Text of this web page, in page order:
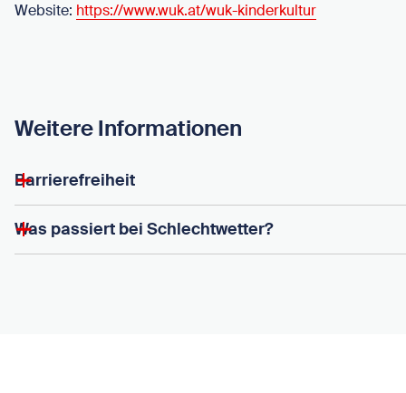
Website: https://www.wuk.at/wuk-kinderkultur
Weitere Informationen
Barrierefreiheit
Was passiert bei Schlechtwetter?